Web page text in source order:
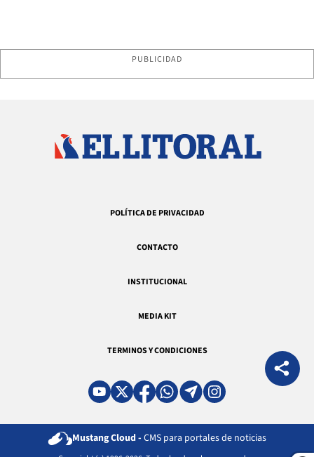
PUBLICIDAD
POLÍTICA DE PRIVACIDAD
CONTACTO
INSTITUCIONAL
MEDIA KIT
TERMINOS Y CONDICIONES
Mustang Cloud - CMS para portales de noticias